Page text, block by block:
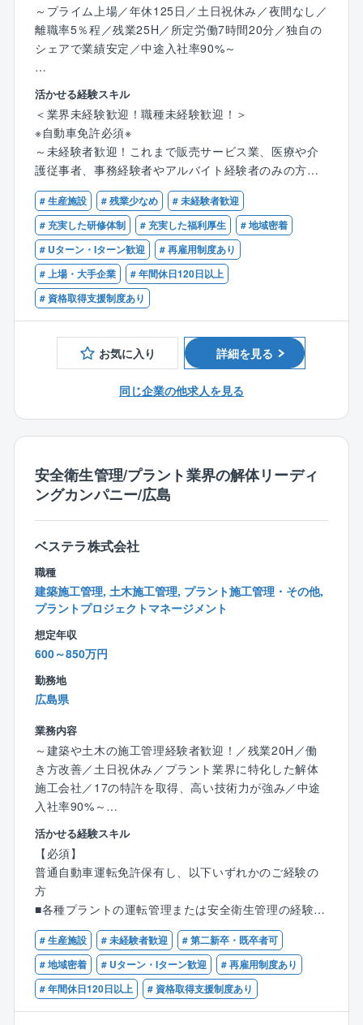
しています。
※ご家庭の事情で働き方や出張範囲に相談がある場合
は、それを踏まえて選考可能です。ぜひ積極的にご応
■やりがい
⇒解体では区画ごとではなく、1つの工事を丸ごと請負
うほか、解体工法に決まりはありません。そのため、
事例を参考にしつつも、どのように工事を進めるか0か
ら考えたり、自身の意見が反映されやすかったりと自
由度の高さが特徴です。
また、大手プラントメーカーからの元受け工事が多
く、対象建築物も大小/種類様々。脱炭素の要求が進む
中で新たな解体工法を採用したりと突き詰めがいもあ
ります。業績好調につき積極増員中のため、マネジメ
ントのポストも目指していただきやすい環境です。
■教育体制
⇒OJT中心でノウハウをお伝えします。同社は中途社
員が9割を占めており、気軽に質問等ができ、安心して
学べる環境がございます。
【同社の手当の特徴】
＜出張手当は年最大100万円＞
手当を支給。家庭の事情などで「出張が多いのは厳し
い…」という方には出張の少ない働き方も対応してい
＜資格手当充実＞
⇒1級建築施工管理技士、1級土木施工管理技士、技術
士（建設）の資格をお持ちの方は、年間最大60万円の
手当がございます。
業務上必要な資格であれば、取得のかかる受講料や講
習料は、会社が全額負担します。
～プライム上場／年休125日／土日祝休み／夜間なし／
離職率5％程／残業25H／所定労働7時間20分／独自の
シェアで業績安定／中途入社率90%～
【業務概要】
プラント解体工事の施工管理として、日本最大級の製
鉄所高炉や、高さ200ｍ超の煙突等、超大型設備の解体
に携わっていただきます。
プラント解体工事の施工管理をお任せします。品質管
理が不要のためトラブル対応や事務作業が少なく、残
業も月平均25h程度。
工期が1～3か月のため、スピーディーに現場がまわり
ます。
【業務内容】
・工事の事前調査
・作業員や必要な資材の手配
・現場管理
■残業25時間程度
■施工は日中のみ
■土日祝休み
■年間休日125日
っております。
【やりがい】
⇒解体では区画ごとではなく、1つの工事を丸ごと請負
うほか、解体工法に決まりはありません。そのため、
事例を参考にしつつも、どのように工事を進めるか0か
ら考えたり、自身の意見が反映されやすかったりと自
由度の高さが特徴です。
また、大手プラントメーカーからの元受け工事が多
中で新たな解体工法を採用したりと突き詰めがいもあ
ります。業績好調につき積極増員中のため、マネジメ
ントのポストも目指していただきやすい環境です。
【教育体制】
入社後まずは机上研修を通して会社の仕組みや事業内
容、施工管理について学んでいただきます。その後は
１年程度、プラント解体工事の施工管理業務を先輩社
員からOJTにより学んでいただきます。
脱炭素化が進み、建築業界の中でも盛り上がっている
実務は協力会社が行いDX推進も進めているため、危険
な業務は行いません。
同社は中途社員が9割を占めており、OJT制度や研修が
活かせる経験スキル
＜業界未経験歓迎！職種未経験歓迎！＞
※自動車免許必須※
～未経験者歓迎！これまで販売サービス業、医療や介
護従事者、事務経験者やアルバイト経験者のみの方も
多数活躍中～
新たにスキルを身に着けたい方、社会貢献性の高い環
境で働きたい方にピッタリです！
# 生産施設 # 残業少なめ
# 未経験者歓迎
# 充実した研修体制
# 充実した福利厚生
# 地域密着
# Uターン・Iターン歓迎
# 再雇用制度あり
# 上場・大手企業
# 年間休日120日以上
# 資格取得支援制度あり
お気に入り 詳細を見る
同じ企業の他求人を見る
安全衛生管理/プラント業界の解体リーディ
ングカンパニー/広島
ベステラ株式会社
職種
建築施工管理, 土木施工管理, プラント施工管理・その他,
プラントプロジェクトマネージメント
想定年収
600～850万円
勤務地
広島県
業務内容
～建築や土木の施工管理経験者歓迎！／残業20H／働
き方改善／土日祝休み／プラント業界に特化した解体
施工会社／17の特許を取得、高い技術力が強み／中途
入社率90%～
■概要：
プラント解体工事の「安全衛生管理」に携わっていた
だきます。
建築工事とは違いトラブル対応や休日出勤が少なく、
残業も20h程度。年間工事件数300件で工期が1～3か月
のため、スピーディーに現場がまわります。
※ご家庭の事情で働き方や出張範囲に相談がある場合
は、それを踏まえて選考可能です。ぜひ積極的にご応
募ください。
活かせる経験スキル
【必須】
普通自動車運転免許保有し、以下いずれかのご経験の
方
■各種プラントの運転管理または安全衛生管理の経験が
ある方
■プラント・工場など土木、建築工事における施工管理
の経験があり、募集の仕事内容に類似する経験がある
方
# 生産施設 # 未経験者歓迎
# 第二新卒・既卒者可
# 地域密着
# Uターン・Iターン歓迎
# 再雇用制度あり
# 年間休日120日以上
# 資格取得支援制度あり